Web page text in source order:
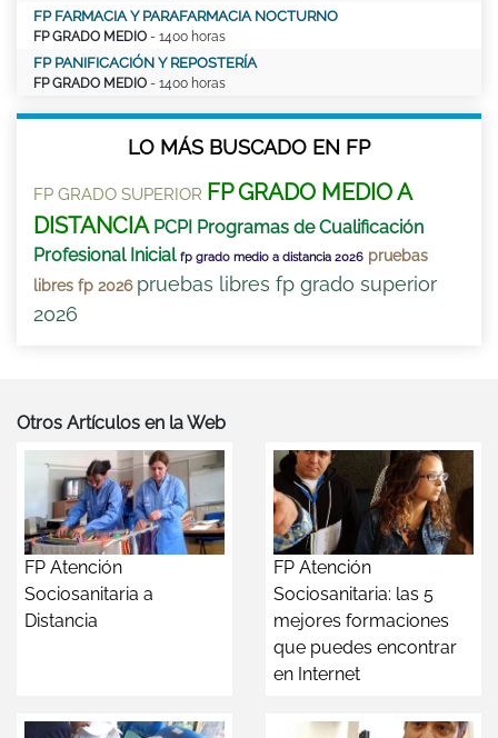
FP FARMACIA Y PARAFARMACIA NOCTURNO
FP GRADO MEDIO - 1400 horas
FP PANIFICACIÓN Y REPOSTERÍA
FP GRADO MEDIO - 1400 horas
LO MÁS BUSCADO EN FP
FP GRADO SUPERIOR FP GRADO MEDIO A
DISTANCIA PCPI Programas de Cualificación
Profesional Inicial fp grado medio a distancia 2026 pruebas
libres fp 2026 pruebas libres fp grado superior
2026
Otros Artículos en la Web
FP Atención
Sociosanitaria a
Distancia
FP Atención
Sociosanitaria: las 5
mejores formaciones
que puedes encontrar
en Internet